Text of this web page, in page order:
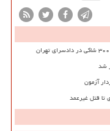
شد
آزمون
تا قتل غیرعمد